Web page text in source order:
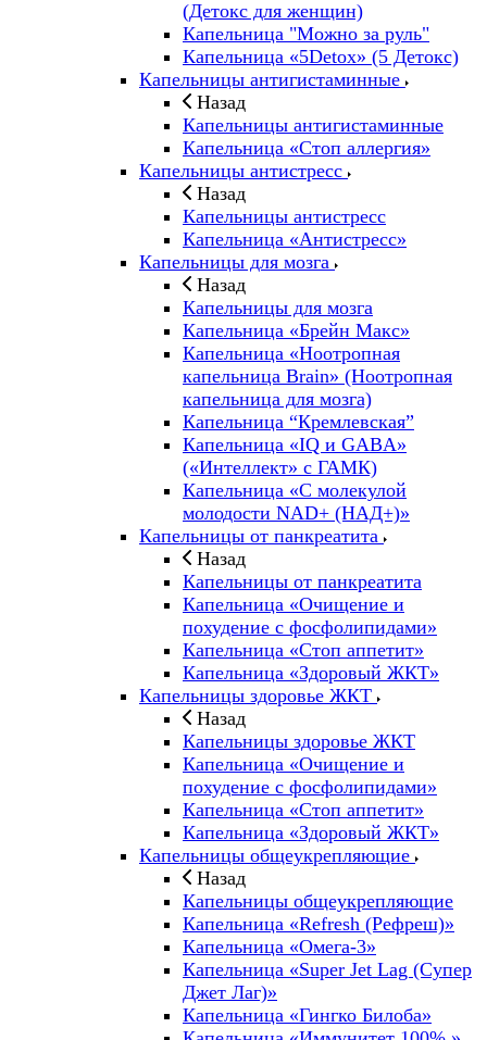
(Детокс для женщин)
Капельница "Можно за руль"
Капельница «5Detox» (5 Детокс)
Капельницы антигистаминные
Назад
Капельницы антигистаминные
Капельница «Стоп аллергия»
Капельницы антистресс
Назад
Капельницы антистресс
Капельница «Антистресс»
Капельницы для мозга
Назад
Капельницы для мозга
Капельница «Брейн Макс»
Капельница «Ноотропная
капельница Brain» (Ноотропная
капельница для мозга)
Капельница “Кремлевская”
Капельница «IQ и GABA»
(«Интеллект» с ГАМК)
Капельница «С молекулой
молодости NAD+ (НАД+)»
Капельницы от панкреатита
Назад
Капельницы от панкреатита
Капельница «Очищение и
похудение с фосфолипидами»
Капельница «Стоп аппетит»
Капельница «Здоровый ЖКТ»
Капельницы здоровье ЖКТ
Назад
Капельницы здоровье ЖКТ
Капельница «Очищение и
похудение с фосфолипидами»
Капельница «Стоп аппетит»
Капельница «Здоровый ЖКТ»
Капельницы общеукрепляющие
Назад
Капельницы общеукрепляющие
Капельница «Refresh (Рефреш)»
Капельница «Омега-3»
Капельница «Super Jet Lag (Супер
Джет Лаг)»
Капельница «Гингко Билоба»